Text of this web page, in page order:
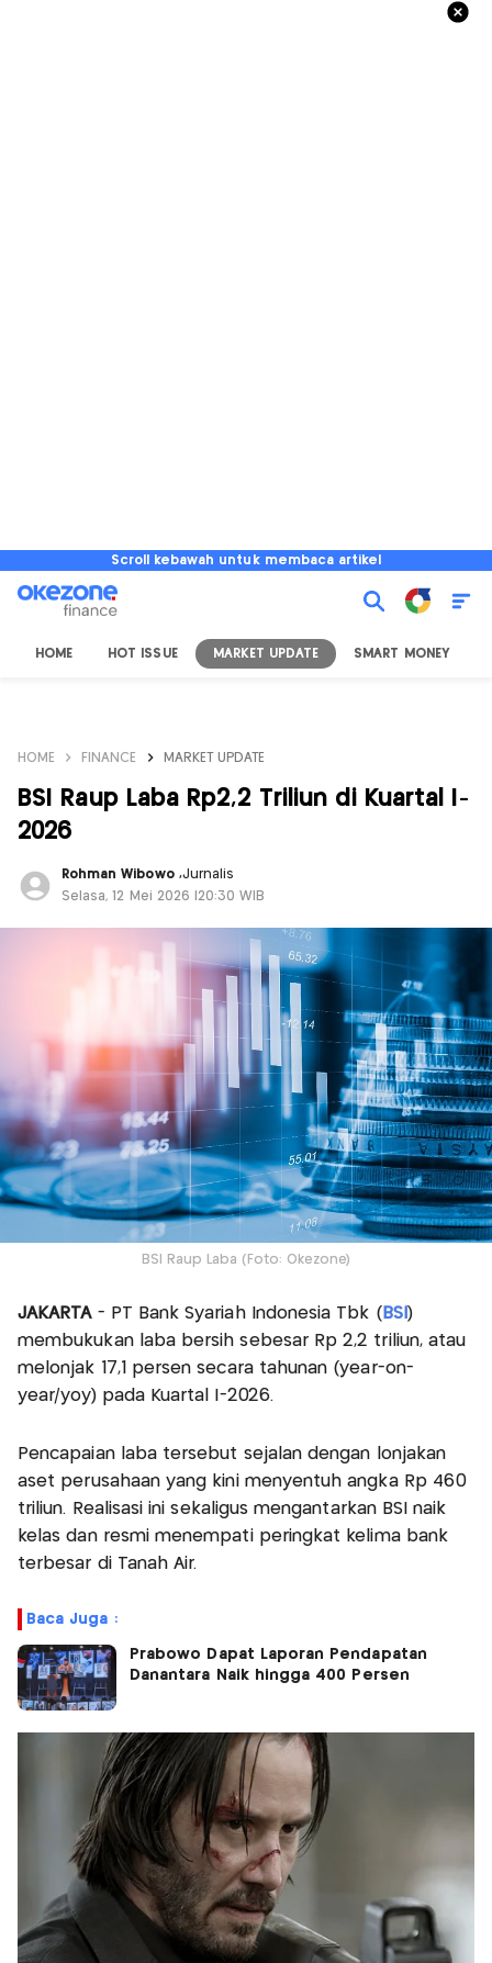
Scroll kebawah untuk membaca artikel
HOME HOT ISSUE MARKET UPDATE SMART MONEY
HOME FINANCE MARKET UPDATE
BSI Raup Laba Rp2,2 Triliun di Kuartal I-
2026
Rohman Wibowo ,Jurnalis
Selasa, 12 Mei 2026 |20:30 WIB
BSI Raup Laba (Foto: Okezone)
JAKARTA- PT Bank Syariah Indonesia Tbk ( BSI )
membukukan laba bersih sebesar Rp 2,2 triliun, atau
melonjak 17,1 persen secara tahunan (year-on-
year/yoy) pada Kuartal I-2026.
Pencapaian laba tersebut sejalan dengan lonjakan
aset perusahaan yang kini menyentuh angka Rp 460
triliun. Realisasi ini sekaligus mengantarkan BSI naik
kelas dan resmi menempati peringkat kelima bank
terbesar di Tanah Air.
Baca Juga :
Prabowo Dapat Laporan Pendapatan
Danantara Naik hingga 400 Persen